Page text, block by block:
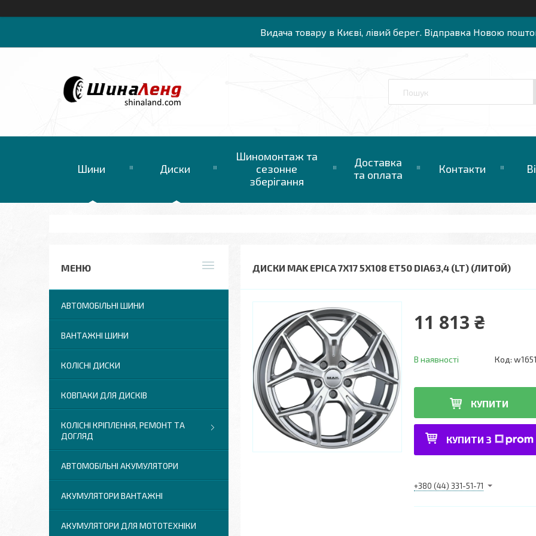
Видача товару в Києві, лівий берег. Відправка Новою
Шини Диски
Шиномонтаж та
сезонне
зберігання
Доставка
та оплата
Контакти
ДИСКИ MAK EPICA 7X17 5X108 ET50 DIA63,4 (LT) (ЛИТОЙ)
11 813 ₴
В наявності Код:
КУПИТИ
КУПИТИ З
+380 (44) 331-51-71
АВТОМОБІЛЬНІ ШИНИ
ВАНТАЖНІ ШИНИ
КОЛІСНІ ДИСКИ
КОВПАКИ ДЛЯ ДИСКІВ
КОЛІСНІ КРІПЛЕННЯ, РЕМОНТ ТА
ДОГЛЯД
АВТОМОБІЛЬНІ АКУМУЛЯТОРИ
АКУМУЛЯТОРИ ВАНТАЖНІ
АКУМУЛЯТОРИ ДЛЯ МОТОТЕХНІКИ